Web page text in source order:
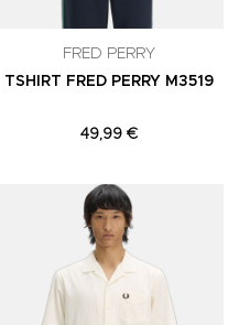
FRED PERRY
TSHIRT FRED PERRY M3519
49,99 €
Adicionar aos Favoritos